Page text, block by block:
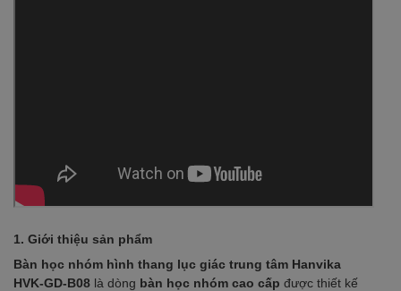
1. Giới thiệu sản phẩm
Bàn học nhóm hình thang lục giác trung tâm Hanvika
HVK-GD-B08 là dòng bàn học nhóm cao cấp được thiết kế